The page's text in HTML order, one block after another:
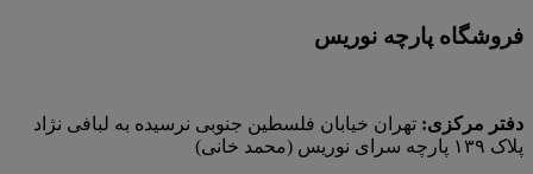
فروشگاه پارچه نوریس
دفتر مرکزی: تهران خیابان فلسطین جنوبی نرسیده به لبافی نژاد
پلاک ۱۳۹ پارچه‌ سرای نوريس (محمد خانی)